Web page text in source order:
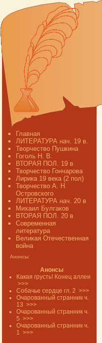
Главная
ЛИТЕРАТУРА нач. 19 в.
Творчество Пушкина
Гоголь Н. В.
ВТОРАЯ ПОЛ. 19 в
Творчество Гончарова
Лирика 19 века (2 пол)
Творчество А. Н.
Островского
ЛИТЕРАТУРА нач. 20 в
Михаил Булгаков
ВТОРАЯ ПОЛ. 20 в
Современная
литература
Великая Отечественная
война
Анонсы:
Анонсы
Какая грусть! Конец аллеи
>>>
Собачье сердце гл. 2 >>>
Очарованный странник ч.
13 >>>
Очарованный странник ч.
5 >>>
Очарованный странник ч.
1 >>>